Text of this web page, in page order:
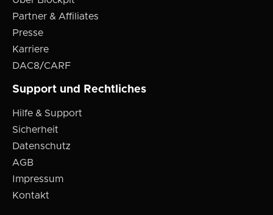
Partner & Affiliates
Presse
Karriere
DAC8/CARF
Support und Rechtliches
Hilfe & Support
Sicherheit
Datenschutz
AGB
Impressum
Kontakt